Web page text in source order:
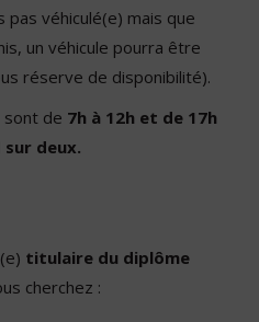
pas véhiculé(e) mais que
un véhicule pourra être
réserve de disponibilité).
sont de 7h à 12h et de 17h
sur deux.
titulaire du diplôme
cherchez :